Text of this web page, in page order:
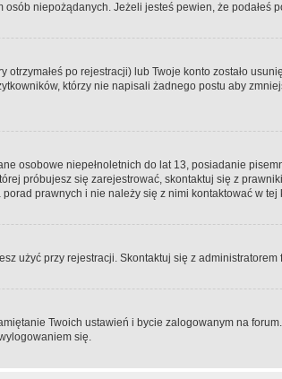
osób niepożądanych. Jeżeli jesteś pewien, że
po rejestracji) lub Twoje konto zostało
którzy nie napisali żadnego postu aby
osobowe niepełnoletnich do lat 13, posiadanie
próbujesz się zarejestrować, skontaktuj się z
prawnych i nie należy się z nimi kontaktować w tej
użyć przy rejestracji. Skontaktuj się z
Twoich ustawień i bycie zalogowanym na
się.